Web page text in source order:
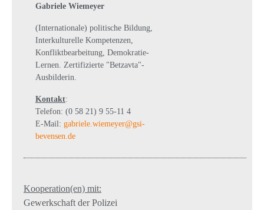
Gabriele Wiemeyer
(Internationale) politische Bildung,
Interkulturelle Kompetenzen,
Konfliktbearbeitung, Demokratie-
Lernen. Zertifizierte "Betzavta"-
Ausbilderin.
Kontakt:
Telefon: (0 58 21) 9 55-11 4
E-Mail: gabriele.wiemeyer@gsi-
bevensen.de
Kooperation(en) mit:
Gewerkschaft der Polizei